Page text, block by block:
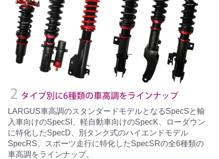
LARGUS車高調のスタンダードモデルとなるSpecSと輸
入車向けのSpecSI、軽自動車向けのSpecK、ローダウン
に特化したSpecD、別タンク式のハイエンドモデル
SpecRS、スポーツ走行に特化したSpecSRの全6種類の
車高調をラインナップ。